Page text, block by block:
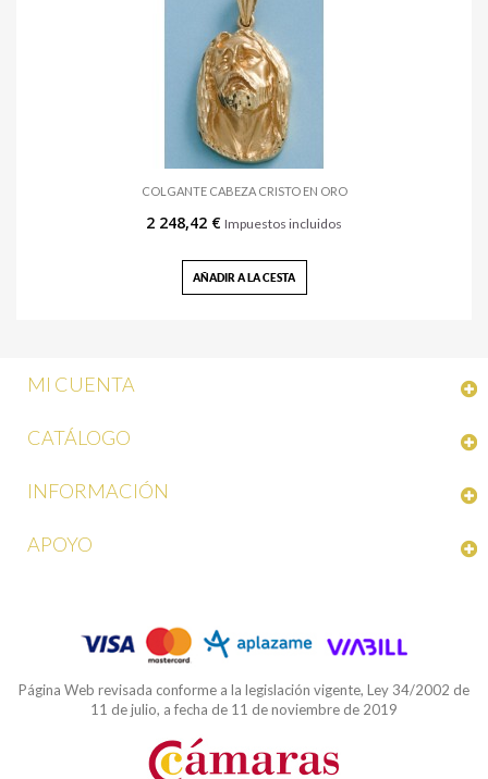
COLGANTE CABEZA CRISTO EN ORO
2 248,42 € Impuestos incluidos
AÑADIR A LA CESTA
MI CUENTA
CATÁLOGO
INFORMACIÓN
APOYO
Página Web revisada conforme a la legislación vigente, Ley 34/2002 de
11 de julio, a fecha de 11 de noviembre de 2019